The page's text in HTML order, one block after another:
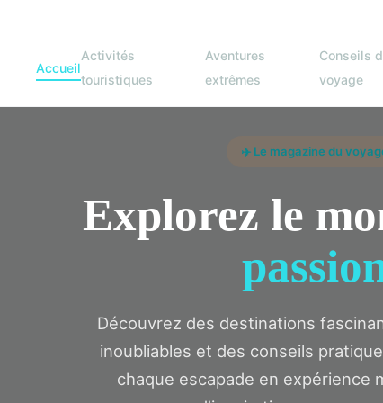
Accueil
Activités
touristiques
Aventures
extrêmes
Conseils
voyage
✈️ Le magazine du
Explorez le
Découvrez des destinations
inoubliables et des conseils
chaque escapade en expérience